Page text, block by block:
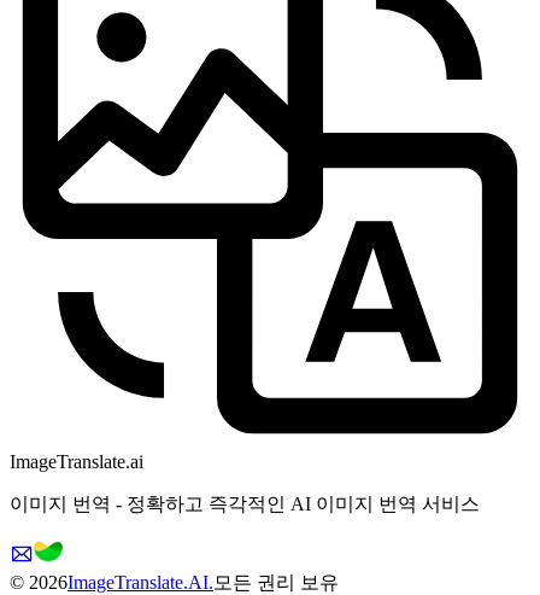
ImageTranslate.ai
이미지 번역 - 정확하고 즉각적인 AI 이미지 번역 서비스
© 2026ImageTranslate.AI. 모든 권리 보유